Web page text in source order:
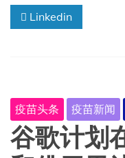
Linkedin
疫苗头条 疫苗新闻
谷歌计划